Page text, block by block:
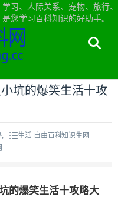
习、人际关系、宠物、旅行、
您学习百科知识的好助手。
坑的爆笑生活十攻
,
生活-自由百科知识生网
的爆笑生活十攻略大